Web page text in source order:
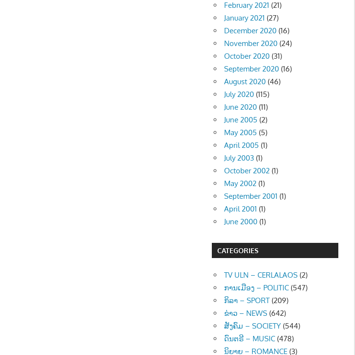
February 2021 (21)
January 2021 (27)
December 2020 (16)
November 2020 (24)
October 2020 (31)
September 2020 (16)
August 2020 (46)
July 2020 (115)
June 2020 (11)
June 2005 (2)
May 2005 (5)
April 2005 (1)
July 2003 (1)
October 2002 (1)
May 2002 (1)
September 2001 (1)
April 2001 (1)
June 2000 (1)
CATEGORIES
TV ULN – CERLALAOS (2)
ການເມືອງ – POLITIC (547)
ກິລາ – SPORT (209)
ຂ່າວ – NEWS (642)
ສັງຄົມ – SOCIETY (544)
ດົນຕຣີ – MUSIC (478)
ນິຍາຍ – ROMANCE (3)